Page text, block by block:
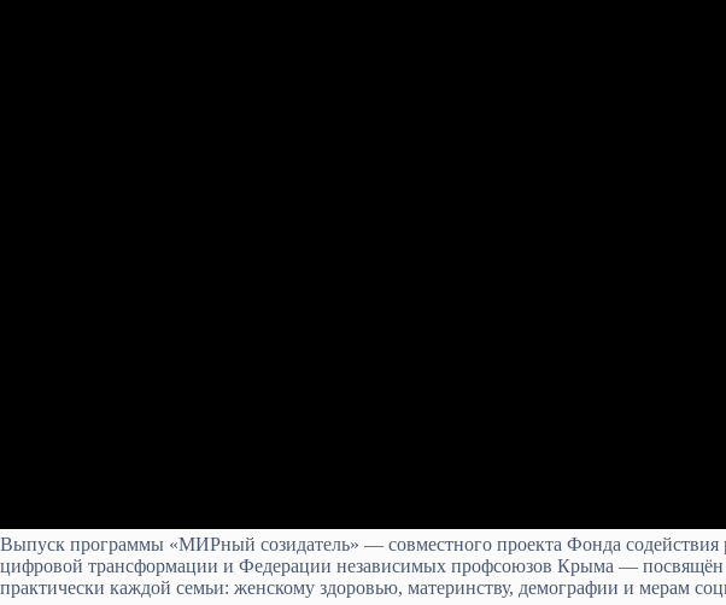
Выпуск программы «МИРный созидатель» — совместного проекта Фонда содействия
цифровой трансформации и Федерации независимых профсоюзов Крыма — посвящён
практически каждой семьи: женскому здоровью, материнству, демографии и мерам